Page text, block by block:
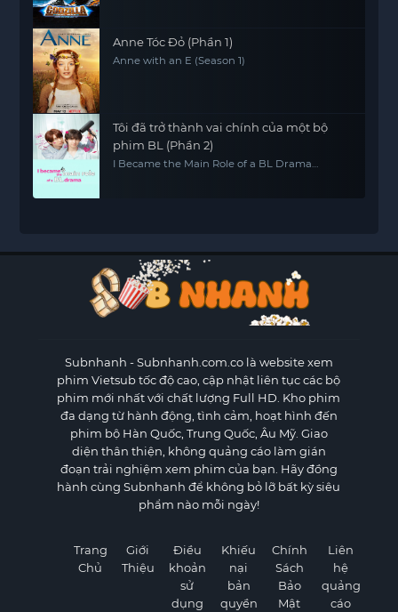
Anne Tóc Đỏ (Phần 1)
Anne with an E (Season 1)
Tôi đã trở thành vai chính của một bộ
phim BL (Phần 2)
I Became the Main Role of a BL Drama
Subnhanh - Subnhanh.com.co là website xem
phim Vietsub tốc độ cao, cập nhật liên tục các bộ
phim mới nhất với chất lượng Full HD. Kho phim
đa dạng từ hành động, tình cảm, hoạt hình đến
phim bộ Hàn Quốc, Trung Quốc, Âu Mỹ. Giao
diện thân thiện, không quảng cáo làm gián
đoạn trải nghiệm xem phim của bạn. Hãy đồng
hành cùng Subnhanh để không bỏ lỡ bất kỳ siêu
phẩm nào mỗi ngày!
Trang
Chủ
Giới
Thiệu
Điều
khoản
sử
dụng
Khiếu
nại
bản
quyền
Chính
Sách
Bảo
Mật
Liên
hệ
quảng
cáo